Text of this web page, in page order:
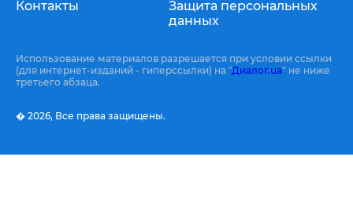
Контакты
Защита персональных
данных
Использование материалов разрешается при условии ссылки
(для интернет-изданий - гиперссылки) на "Диалог.ua" не ниже
третьего абзаца.
� 2026, Все права защищены.